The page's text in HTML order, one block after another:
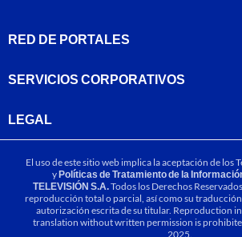
RED DE PORTALES
SERVICIOS CORPORATIVOS
LEGAL
El uso de este sitio web implica la aceptación de los
yPolíticas de Tratamiento de la
TELEVISIÓN S.A.Todos los Derechos
reproducción total o parcial, así como su
autorización escrita de su titular. Reproduction
translation without written permission is
2025.